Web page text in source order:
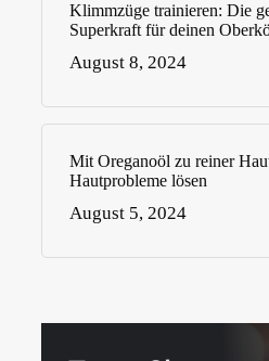
Klimmzüge trainieren: Die
Superkraft für deinen
August 8, 2024
Mit Oreganoöl zu reiner
Hautprobleme lösen
August 5, 2024